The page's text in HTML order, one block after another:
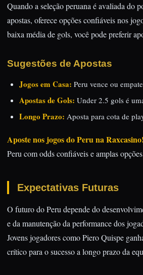
Quando a seleção peruana é avaliada do
apostas, oferece opções confiáveis nos
baixa média de gols, você pode preferir
Sugestões de Apostas
Jogos em Casa: Peru vence ou empate
Apostas de Gols: Under 2.5 gols é
Longo Prazo: Aposta para cota de
Aposte nos jogos do Peru na Raxcasino!
Peru com odds confiáveis e amplas
Expectativas Futuras
O futuro do Peru depende do
e da manutenção da performance dos
Jovens jogadores como Piero Quispe
crítico para o sucesso a longo prazo da